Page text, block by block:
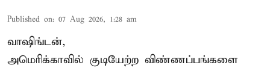
Published on: 07 Aug 2026, 1:28 am
வாஷிங்டன்,
அமெரிக்காவில் குடியேற்ற விண்ணப்பங்களை